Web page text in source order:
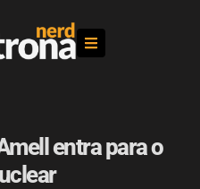
entra para o